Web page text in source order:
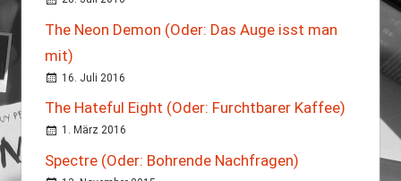
The Neon Demon (Oder: Das Auge isst man
mit)
16. Juli 2016
The Hateful Eight (Oder: Furchtbarer Kaffee)
1. März 2016
Spectre (Oder: Bohrende Nachfragen)